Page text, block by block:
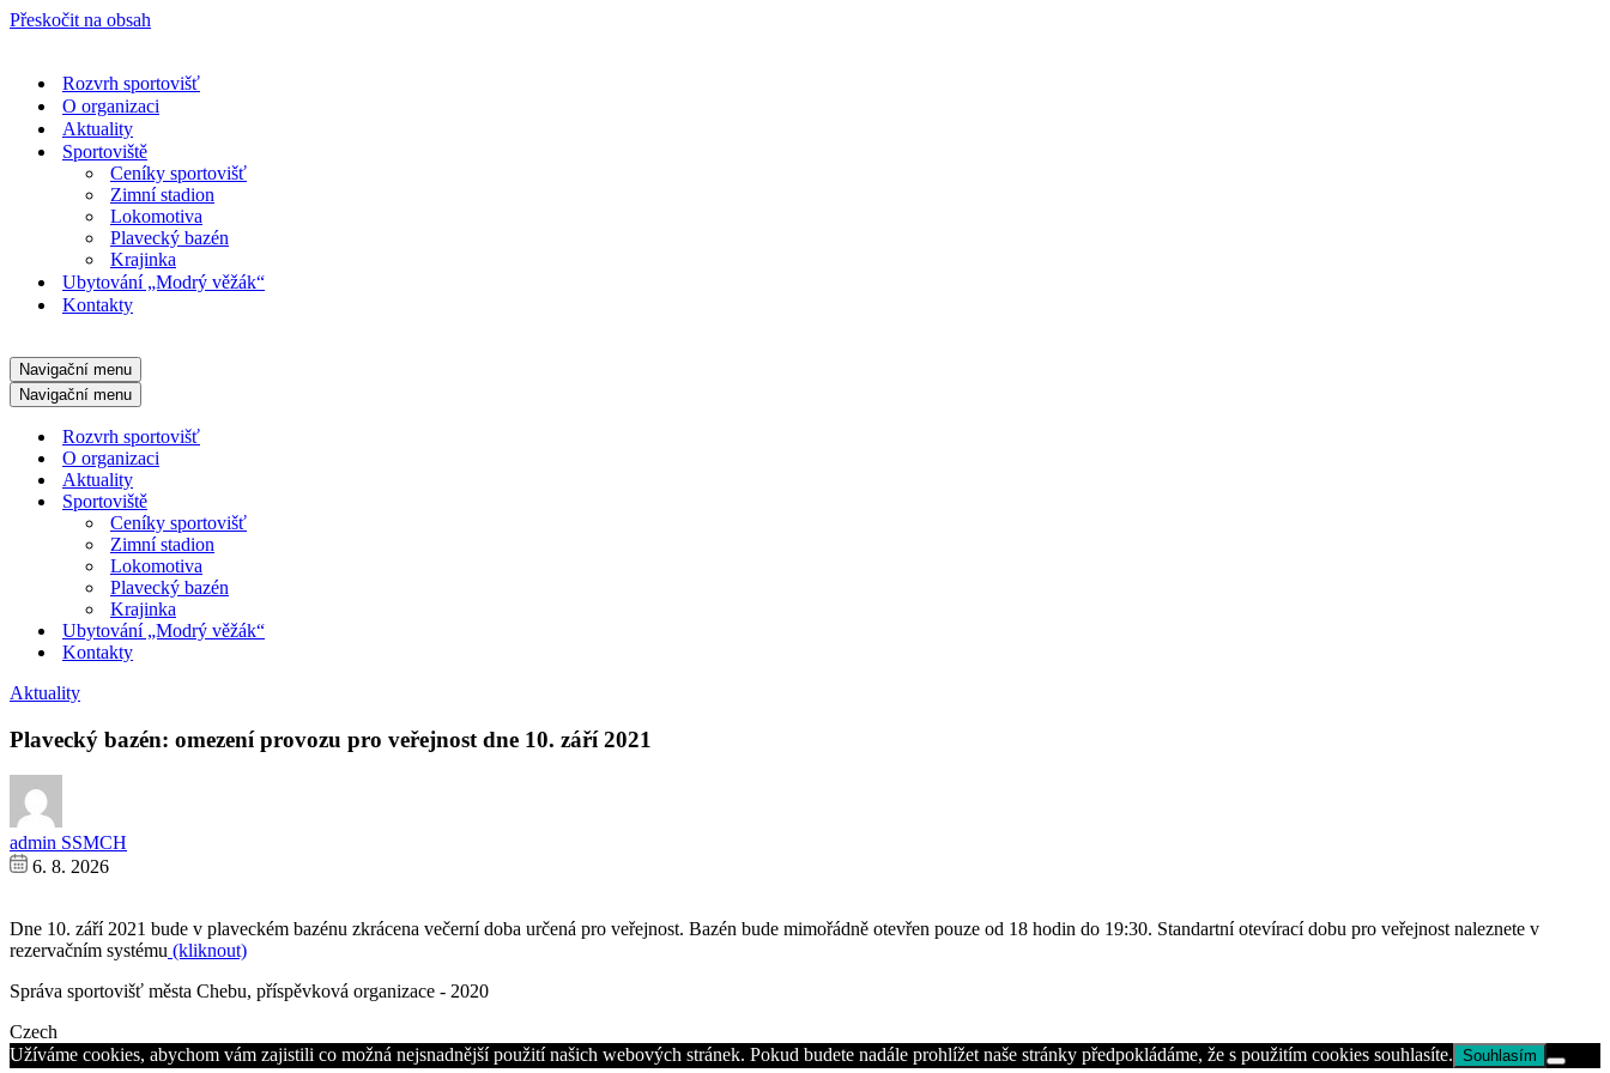
Přeskočit na obsah
Rozvrh sportovišť
O organizaci
Aktuality
Sportoviště
Ceníky sportovišť
Zimní stadion
Lokomotiva
Plavecký bazén
Krajinka
Ubytování „Modrý věžák“
Kontakty
Navigační menu
Navigační menu
Rozvrh sportovišť
O organizaci
Aktuality
Sportoviště
Ceníky sportovišť
Zimní stadion
Lokomotiva
Plavecký bazén
Krajinka
Ubytování „Modrý věžák“
Kontakty
Aktuality
Plavecký bazén: omezení provozu pro veřejnost dne 10. září 2021
admin SSMCH
6. 8. 2026
Dne 10. září 2021 bude v plaveckém bazénu zkrácena večerní doba určená pro veřejnost. Bazén bude mimořádně otevřen pouze od 18 hodin do 19:30. Standartní otevírací dobu pro veřejnost naleznete v
rezervačním systému (kliknout)
Správa sportovišť města Chebu, příspěvková organizace - 2020
Czech
Užíváme cookies, abychom vám zajistili co možná nejsnadnější použití našich webových stránek. Pokud budete nadále prohlížet naše stránky předpokládáme, že s použitím cookies souhlasíte. Souhlasím